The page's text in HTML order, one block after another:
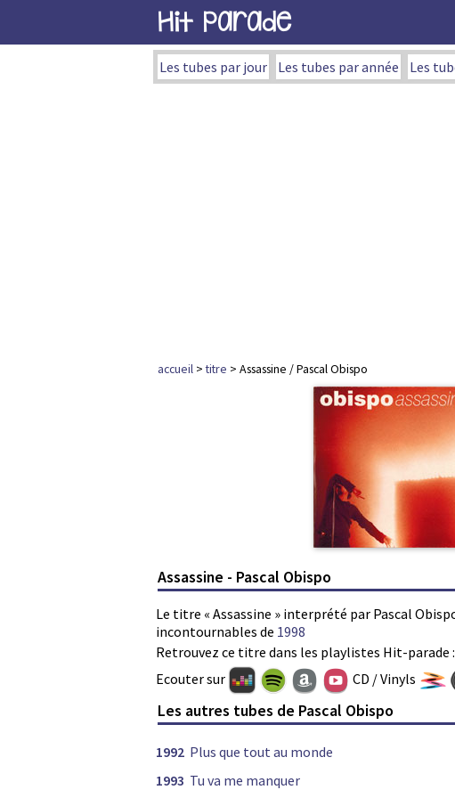
Hit Parade
Les tubes par jour Les tubes par année Les
accueil >titre > Assassine / Pascal Obispo
Assassine - Pascal Obispo
Le titre « Assassine » interprété par Pascal
incontournables de 1998
Retrouvez ce titre dans les playlistes Hit-parade :
Ecouter sur CD / Vinyls
Les autres tubes de Pascal Obispo
1992 Plus que tout au monde
1993 Tu va me manquer